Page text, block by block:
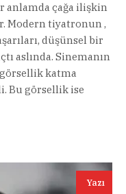
anlamda çağa ilişkin
Modern tiyatronun ,
düşünsel bir
aslında. Sinemanın
katma
Bu görsellik ise
Yazı